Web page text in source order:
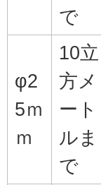
で
φ2
5ｍ
ｍ
10立
方メ
ート
ルま
で